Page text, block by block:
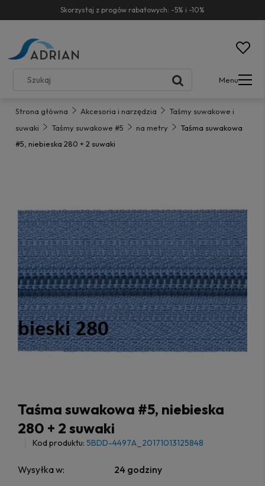
Skorzystaj z progów rabatowych: -5% i -10%
Menu
Strona główna Akcesoria i narzędzia
Taśmy suwakowe i
suwaki
Taśmy suwakowe #5 na metry
Taśma suwakowa
#5, niebieska 280 + 2 suwaki
Taśma suwakowa #5, niebieska
280 + 2 suwaki
Kod produktu: 5BDD-4497A_20171013125848
Wysyłka w: 24 godziny